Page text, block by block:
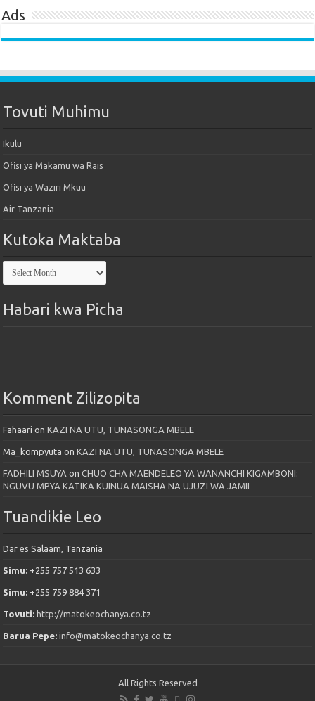
Ads
Tovuti Muhimu
Ikulu
Ofisi ya Makamu wa Rais
Ofisi ya Waziri Mkuu
Air Tanzania
Kutoka Maktaba
Kutoka
Maktaba
Habari kwa Picha
Komment Zilizopita
Fahaari onKAZI NA UTU, TUNASONGA MBELE
Ma_kompyuta onKAZI NA UTU, TUNASONGA MBELE
FADHILI MSUYA onCHUO CHA MAENDELEO YA WANANCHI KIGAMBONI:
NGUVU MPYA KATIKA KUINUA MAISHA NA UJUZI WA JAMII
Tuandikie Leo
Dar es Salaam, Tanzania
Simu: +255 757 513 633
Simu: +255 759 884 371
Tovuti: http://matokeochanya.co.tz
Barua Pepe:info@matokeochanya.co.tz
All Rights Reserved